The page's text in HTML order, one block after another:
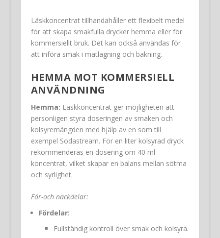
Läskkoncentrat tillhandahåller ett flexibelt medel
för att skapa smakfulla drycker hemma eller för
kommersiellt bruk. Det kan också användas för
att införa smak i matlagning och bakning.
HEMMA MOT KOMMERSIELL
ANVÄNDNING
Hemma: Läskkoncentrat ger möjligheten att
personligen styra doseringen av smaken och
kolsyremängden med hjälp av en som till
exempel Sodastream. För en liter kolsyrad dryck
rekommenderas en dosering om 40 ml
koncentrat, vilket skapar en balans mellan sötma
och syrlighet.
För-och nackdelar:
Fördelar:
Fullständig kontroll över smak och kolsyra.